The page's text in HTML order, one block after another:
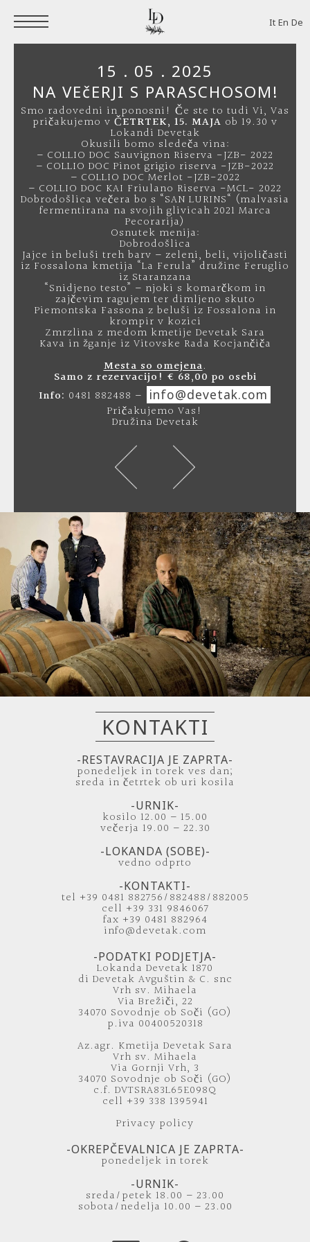
It En De
15 . 05 . 2025
NA VEčERJI S PARASCHOSOM!
Smo radovedni in ponosni! Če ste to tudi Vi, Vas
pričakujemo v ČETRTEK, 15. MAJA ob 19.30 v
Lokandi Devetak
Okusili bomo sledeča vina:
– COLLIO DOC Sauvignon Riserva -JZB- 2022
– COLLIO DOC Pinot grigio riserva -JZB-2022
– COLLIO DOC Merlot -JZB-2022
– COLLIO DOC KAI Friulano Riserva -MCL- 2022
Dobrodošlica večera bo s “SAN LURINS“ (malvasia
fermentirana na svojih glivicah 2021 Marca
Pecorarija)
Osnutek menija:
Dobrodošlica
Jajce in beluši treh barv – zeleni, beli, vijoličasti
iz Fossalona kmetija “La Ferula” družine Feruglio
iz Staranzana
“Snidjeno testo” – njoki s komarčkom in
zajčevim ragujem ter dimljeno skuto
Piemontska Fassona z beluši iz Fossalona in
krompir v kozici
Zmrzlina z medom kmetije Devetak Sara
Kava in žganje iz Vitovske Rada Kocjančiča
Mesta so omejena.
Samo z rezervacijo! € 68,00 po osebi
Info: 0481 882488 – info@devetak.com
Pričakujemo Vas!
Družina Devetak
KONTAKTI
-RESTAVRACIJA JE ZAPRTA-
ponedeljek in torek ves dan;
sreda in četrtek ob uri kosila
-URNIK-
kosilo 12.00 – 15.00
večerja 19.00 – 22.30
-LOKANDA (SOBE)-
vedno odprto
-KONTAKTI-
tel +39 0481 882756/882488/882005
cell +39 331 9846067
fax +39 0481 882964
info@devetak.com
-PODATKI PODJETJA-
Lokanda Devetak 1870
di Devetak Avguštin & C. snc
Vrh sv. Mihaela
Via Brežiči, 22
34070 Sovodnje ob Soči (GO)
p.iva 00400520318
Az.agr. Kmetija Devetak Sara
Vrh sv. Mihaela
Via Gornji Vrh, 3
34070 Sovodnje ob Soči (GO)
c.f. DVTSRA83L65E098Q
cell +39 338 1395941
Privacy policy
-OKREPČEVALNICA JE ZAPRTA-
ponedeljek in torek
-URNIK-
sreda/petek 18.00 – 23.00
sobota/nedelja 10.00 – 23.00